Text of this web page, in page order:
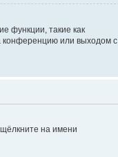
функции, такие как
конференцию или выходом с
на имени